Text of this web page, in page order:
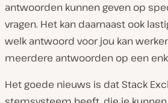
antwoorden kunnen geven op
vragen. Het kan daarnaast ook
welk antwoord voor jou kan
meerdere antwoorden op een
Het goede nieuws is dat Stack